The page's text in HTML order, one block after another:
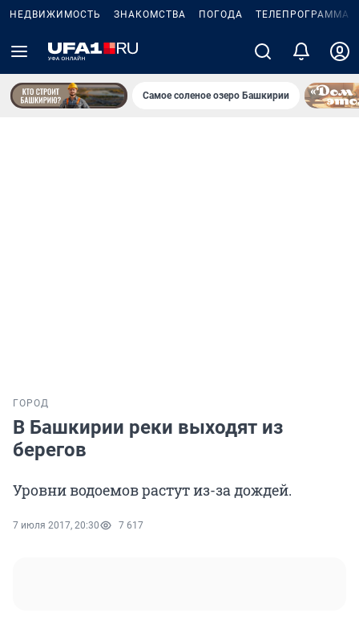
НЕДВИЖИМОСТЬ ЗНАКОМСТВА ПОГОДА ТЕЛЕПРОГРАММА
Самое соленое озеро Башкирии
ГОРОД
В Башкирии реки выходят из
берегов
Уровни водоемов растут из-за дождей.
7 июля 2017, 20:30 7 617